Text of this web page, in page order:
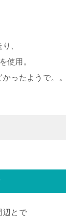
、
使用。
かったようで。
辺とで